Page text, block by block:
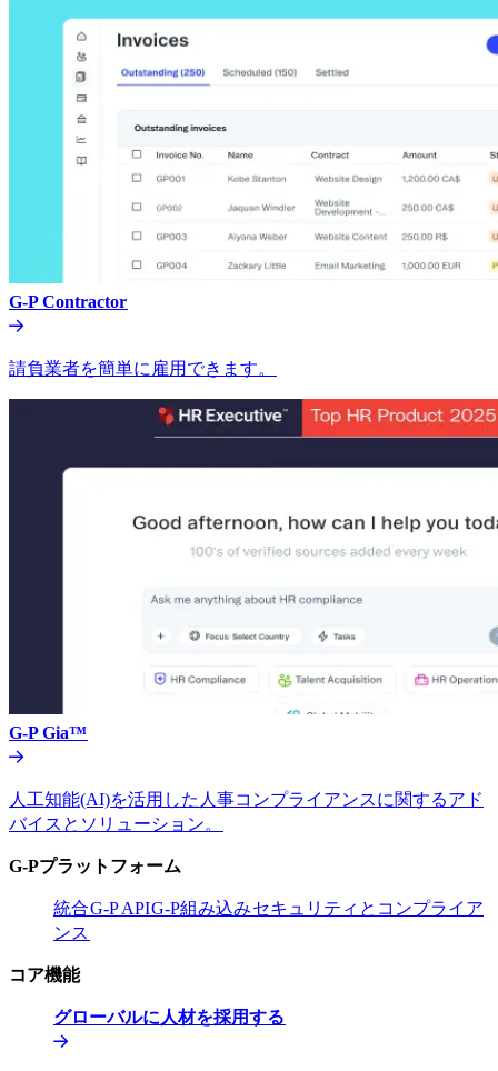
G-P Contractor​​
請負業者を簡単に雇用できます。​​
G-P Gia™​​
人工知能(AI)を活用した人事コンプライアンスに関するアド
バイスとソリューション。​​
G-Pプラットフォーム​​
統合​​G-P API​​G-P組み込み​​セキュリティとコンプライア
ンス​​
コア機能​​
グローバルに人材を採用する​​